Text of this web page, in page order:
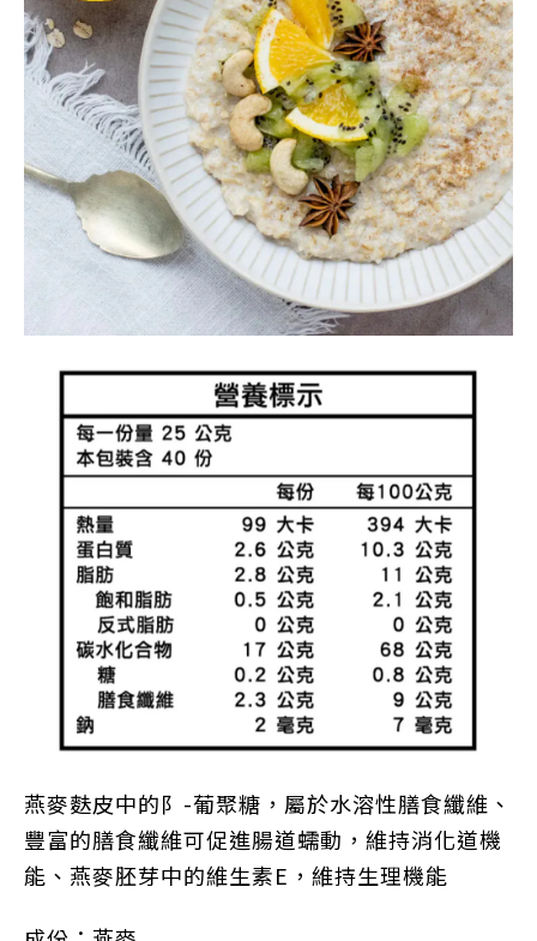
燕麥麩皮中的阝-葡聚糖，屬於水溶性膳食纖維、
豐富的膳食纖維可促進腸道蠕動，維持消化道機
能、燕麥胚芽中的維生素E，維持生理機能